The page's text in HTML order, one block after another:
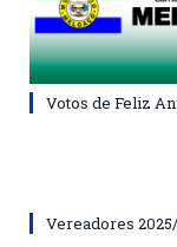
Votos de Feliz
Vereadores